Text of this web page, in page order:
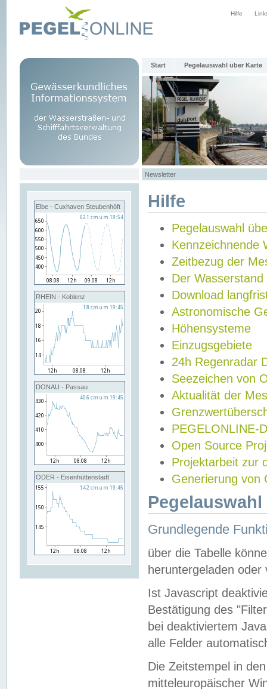
Hilfe
Start Pegelauswahl über Karte
Newsletter
Elbe - Cuxhaven Steubenhöft
RHEIN - Koblenz
DONAU - Passau
ODER - Eisenhüttenstadt
Hilfe
Pegelauswahl
Kennzeichnende
Zeitbezug der
Der Wasserstand
Download
Astronomische
Höhensysteme
Einzugsgebiete
24h Regenradar
Seezeichen von
Aktualität der
PEGELONLINE-
Open Source
Projektarbeit zur
Generierung von
Grundlegende
über die Tabelle
heruntergeladen oder
Ist Javascript
Bestätigung des
bei deaktiviertem
alle Felder
Die Zeitstempel in
mitteleuropäischer